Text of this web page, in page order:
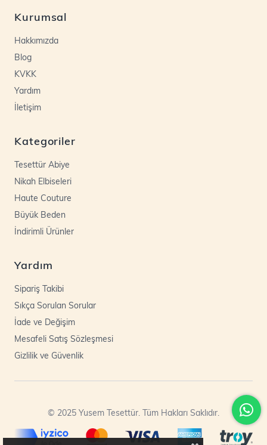
Kurumsal
Hakkımızda
Blog
KVKK
Yardım
İletişim
Kategoriler
Tesettür Abiye
Nikah Elbiseleri
Haute Couture
Büyük Beden
İndirimli Ürünler
Yardım
Sipariş Takibi
Sıkça Sorulan Sorular
İade ve Değişim
Mesafeli Satış Sözleşmesi
Gizlilik ve Güvenlik
© 2025 Yusem Tesettür. Tüm Hakları Saklıdır.